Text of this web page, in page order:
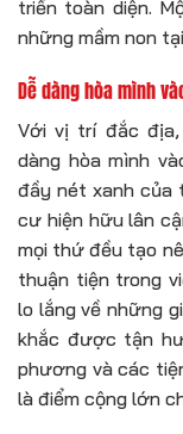
triển toàn diện.
những mầm non tại
Dễ dàng hòa mình
Với vị trí đắc
dàng hòa mình
đầy nét xanh của
cư hiện hữu lân
mọi thứ đều tạo
thuận tiện trong
lo lắng về những
khắc được tận
phương và các
là điểm cộng lớn